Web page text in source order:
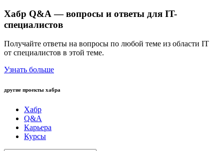
Хабр Q&A — вопросы и ответы для IT-
специалистов
Получайте ответы на вопросы по любой теме из области IT
от специалистов в этой теме.
Узнать больше
другие проекты хабра
Хабр
Q&A
Карьера
Курсы